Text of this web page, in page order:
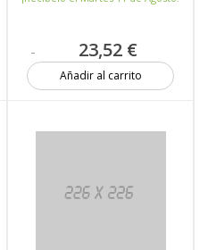
23,52 €
Añadir al carrito